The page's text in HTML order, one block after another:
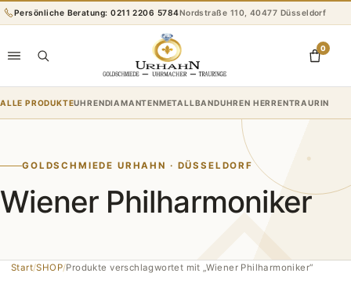
Zum
Inhalt
springen
Persönliche Beratung: 0211 2206 5784Nordstraße 110, 40477 Düsseldorf
0
ALLE PRODUKTEUHRENDIAMANTENMETALLBANDUHREN HERRENTRAURINGE
GOLDSCHMIEDE URHAHN · DÜSSELDORF
Wiener Philharmoniker
Start/SHOP/Produkte verschlagwortet mit „Wiener Philharmoniker“